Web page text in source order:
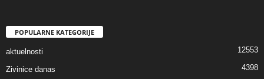
POPULARNE KATEGORIJE
aktuelnosti 12553
Zivinice danas 4398